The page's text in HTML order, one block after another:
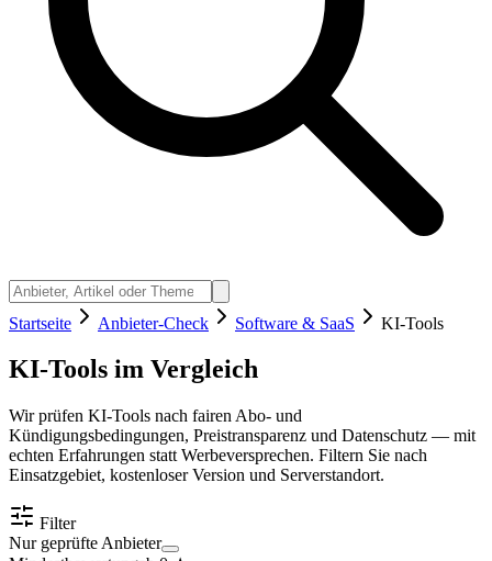
Startseite Anbieter-Check Software & SaaS KI-Tools
KI-Tools im Vergleich
Wir prüfen KI-Tools nach fairen Abo- und
Kündigungsbedingungen, Preistransparenz und Datenschutz — mit
echten Erfahrungen statt Werbeversprechen. Filtern Sie nach
Einsatzgebiet, kostenloser Version und Serverstandort.
Filter
Nur geprüfte Anbieter